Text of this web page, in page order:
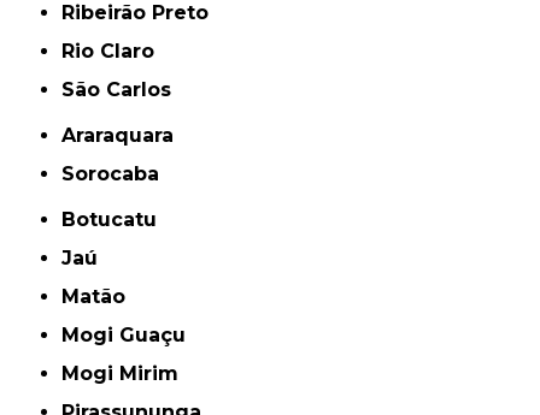
Ribeirão Preto
Rio Claro
São Carlos
Araraquara
Sorocaba
Botucatu
Jaú
Matão
Mogi Guaçu
Mogi Mirim